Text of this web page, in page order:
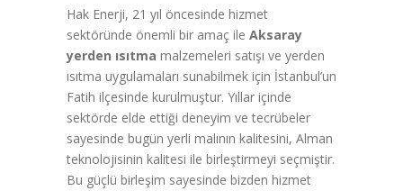
Hak Enerji, 21 yıl öncesinde hizmet
sektöründe önemli bir amaç ile Aksaray
yerden ısıtma malzemeleri satışı ve yerden
ısıtma uygulamaları sunabilmek için İstanbul’un
Fatih ilçesinde kurulmuştur. Yıllar içinde
sektörde elde ettiği deneyim ve tecrübeler
sayesinde bugün yerli malının kalitesini, Alman
teknolojisinin kalitesi ile birleştirmeyi seçmiştir.
Bu güçlü birleşim sayesinde bizden hizmet